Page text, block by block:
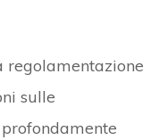
regolamentazione
sulle